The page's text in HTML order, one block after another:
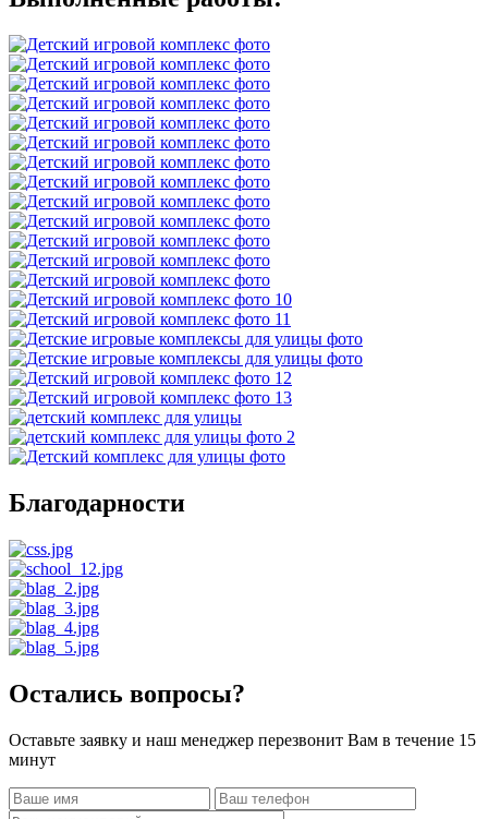
Благодарности
Остались вопросы?
Оставьте заявку и наш менеджер перезвонит Вам в течение 15
минут